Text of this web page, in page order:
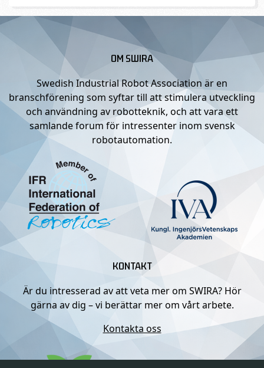
OM SWIRA
Swedish Industrial Robot Association är en
branschförening som syftar till att stimulera utveckling
och användning av robotteknik, och att vara ett
samlande forum för intressenter inom svensk
robotautomation.
KONTAKT
Är du intresserad av att veta mer om SWIRA? Hör
gärna av dig – vi berättar mer om vårt arbete.
Kontakta oss